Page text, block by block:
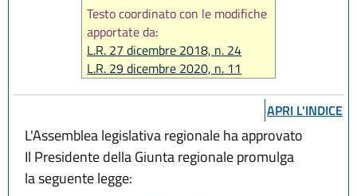
Testo coordinato con le modifiche
apportate da:
L.R. 27 dicembre 2018, n. 24
L.R. 29 dicembre 2020, n. 11
L.R. 31 marzo 2025, n. 2
L.R. 28 luglio 2026, n. 9
APRI L'INDICE
L'Assemblea legislativa regionale ha approvato
Il Presidente della Giunta regionale promulga
la seguente legge: